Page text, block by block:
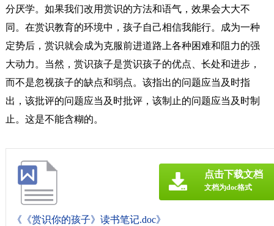
分厌学。如果我们改用赏识的方法和语气，效果会大大不
同。在赏识教育的环境中，孩子自己相信我能行。成为一种
定势后，赏识就会成为克服前进道路上各种困难和阻力的强
大动力。当然，赏识孩子是赏识孩子的优点、长处和进步，
而不是忽视孩子的缺点和弱点。该指出的问题应当及时指
出，该批评的问题应当及时批评，该制止的问题应当及时制
止。这是不能含糊的。
《《赏识你的孩子》读书笔记.doc》
点击下载文档
文档为doc格式